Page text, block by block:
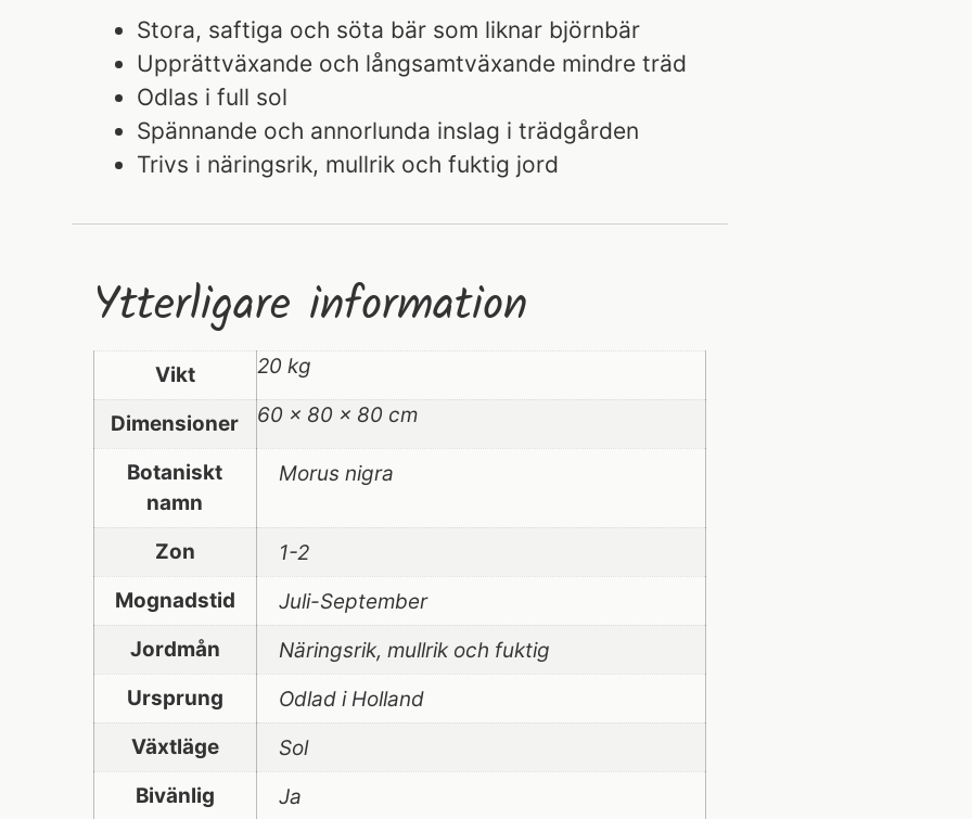
Stora, saftiga och söta bär som liknar björnbär
Upprättväxande och långsamtväxande mindre träd
Odlas i full sol
Spännande och annorlunda inslag i trädgården
Trivs i näringsrik, mullrik och fuktig jord
Ytterligare information
Vikt 20 kg
Dimensioner 60 × 80 × 80 cm
Botaniskt
namn
Morus nigra
Zon
1-2
Mognadstid
Juli-September
Jordmån
Näringsrik, mullrik och fuktig
Ursprung
Odlad i Holland
Växtläge
Sol
Bivänlig
Ja